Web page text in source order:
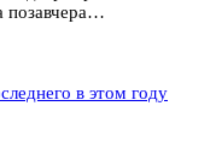
позавчера…
в этом году